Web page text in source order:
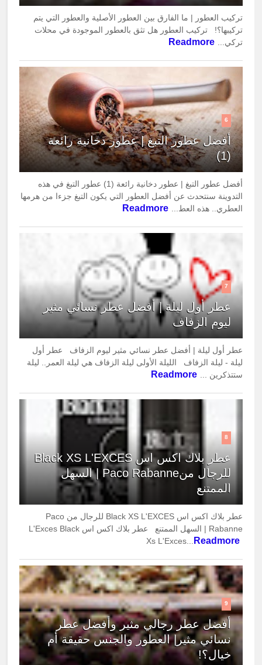
تركيب العطور | ما الفارق بين العطور الأصلية والعطور التي يتم
تركيبها؟! تركيب العطور هل تثق بالعطور الموجودة في محلات
تركي...
Readmore
6
أفضل عطور التبغ | عطور دخانية رائعة
(1)
أفضل عطور التبغ | عطور دخانية رائعة (1) عطور التبغ في هذه
التدوينة سنتحدث عن أفضل العطور التي يكون التبغ جزءا من هرمها
العطري.. هذه العط...
Readmore
7
عطر أول ليلة | أفضل عطر نسائي مثير
ليوم الزفاف
عطر أول ليلة | أفضل عطر نسائي مثير ليوم الزفاف عطر أول
ليلة - ليلة الزفاف الليلة الأولى ليلة الزفاف هي ليلة العمر.. ليلة
ستتذكرين ...
Readmore
8
عطر بلاك اكس اس Black XS L'EXCES
للرجال منPaco Rabanne | السهل
الممتنع
عطر بلاك اكس اس Black XS L'EXCES للرجال من Paco
Rabanne | السهل الممتنع عطر بلاك اكس اس L'Exces Black
Xs L'Exces...
Readmore
9
أفضل عطر رجالي مثير وأفضل عطر
نسائي مثير| العطور والجنس حقيقة أم
خيال؟!